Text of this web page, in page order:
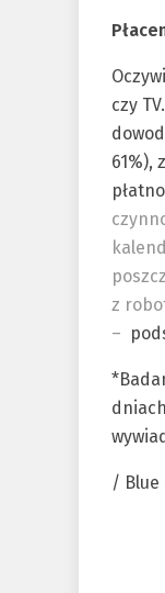
czy
61%),
z
–
/ Blue